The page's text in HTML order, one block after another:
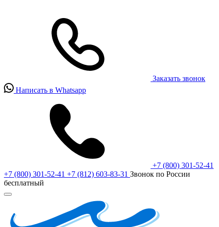
Заказать звонок
Написать в Whatsapp
+7 (800) 301-52-41
+7 (800) 301-52-41 +7 (812) 603-83-31 Звонок по России
бесплатный